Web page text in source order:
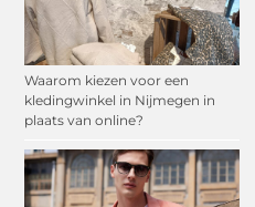
Waarom kiezen voor een
kledingwinkel in Nijmegen in
plaats van online?